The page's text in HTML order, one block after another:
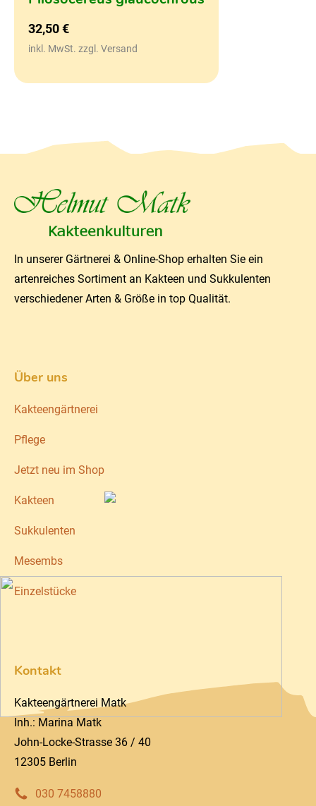
32,50€
inkl. MwSt. zzgl. Versand
In unserer Gärtnerei & Online-Shop erhalten Sie ein
artenreiches Sortiment an Kakteen und Sukkulenten
verschiedener Arten & Größe in top Qualität.
Über uns
Kakteengärtnerei
Pflege
Jetzt neu im Shop
Kakteen
Sukkulenten
Mesembs
Einzelstücke
Kontakt
Kakteengärtnerei Matk
Inh.: Marina Matk
John-Locke-Strasse 36 / 40
12305 Berlin
030 7458880